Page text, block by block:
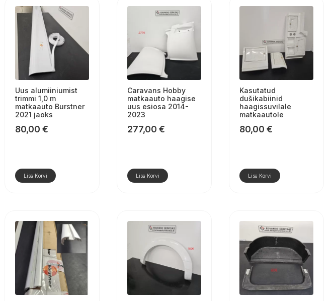
Uus alumiiniumist
trimmi 1,0 m
matkaauto Burstner
2021 jaoks
80,00 €
Lisa Korvi
Caravans Hobby
matkaauto haagise
uus esiosa 2014-
2023
277,00 €
Lisa Korvi
Kasutatud
dušikabiinid
haagissuvilale
matkaautole
80,00 €
Lisa Korvi